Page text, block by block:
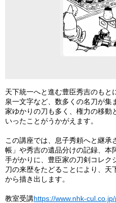
天下統一へと進む豊臣秀吉のもと
泉一文字など、数多くの名刀が集
家ゆかりの刀も多く、権力の移動
いったことがうかがえます。
この講座では、息子秀頼へと継承
帳」や秀吉の遺品分けの記録、本
手がかりに、豊臣家の刀剣コレク
刀の来歴をたどることにより、天
から描き出します。
教室受講https://www.nhk-